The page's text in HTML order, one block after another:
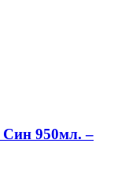
Син 950мл. –